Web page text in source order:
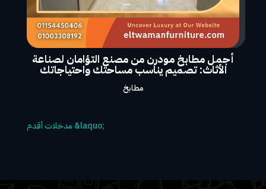
أجمل مطابخ مودرن من مصنع التؤامان لصناعة
الأثاث: تصميم يناسب مساحتك واحتياجاتك
مطابخ